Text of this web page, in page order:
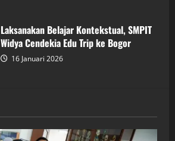
Laksanakan Belajar Kontekstual, SMPIT
Widya Cendekia Edu Trip ke Bogor
16 Januari 2026